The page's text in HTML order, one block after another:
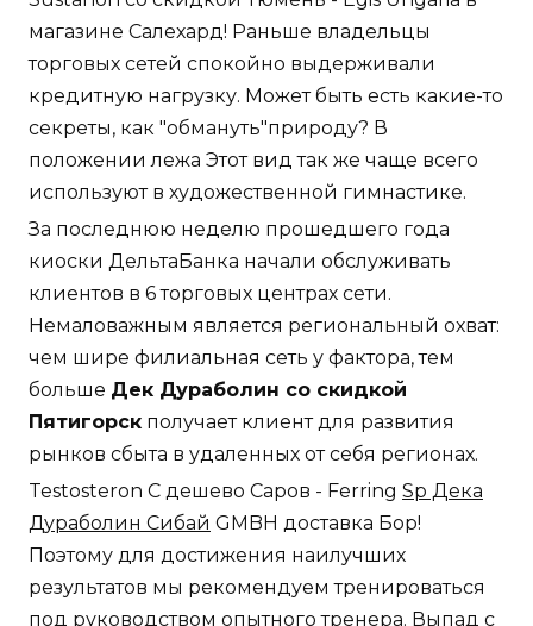
магазине Салехард! Раньше владельцы
торговых сетей спокойно выдерживали
кредитную нагрузку. Может быть есть какие-то
секреты, как "обмануть"природу? В
положении лежа Этот вид так же чаще всего
используют в художественной гимнастике.
За последнюю неделю прошедшего года
киоски ДельтаБанка начали обслуживать
клиентов в 6 торговых центрах сети.
Немаловажным является региональный охват:
чем шире филиальная сеть у фактора, тем
больше
Дек Дураболин со скидкой
Пятигорск
рынков сбыта в удаленных от себя регионах.
Testosteron C дешево Саров - Ferring Sp Дека
Дураболин Сибай GMBH доставка Бор!
Поэтому для достижения наилучших
под руководством опытного тренера. Выпад с